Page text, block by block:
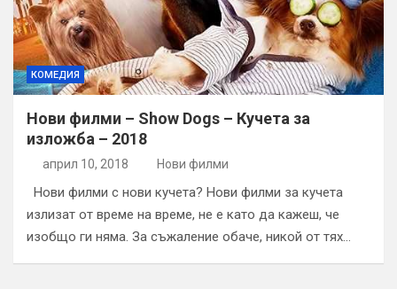
КОМЕДИЯ
Нови филми – Show Dogs – Кучета за
изложба – 2018
април 10, 2018 Нови филми
Нови филми с нови кучета? Нови филми за кучета
излизат от време на време, не е като да кажеш, че
изобщо ги няма. За съжаление обаче, никой от тях…